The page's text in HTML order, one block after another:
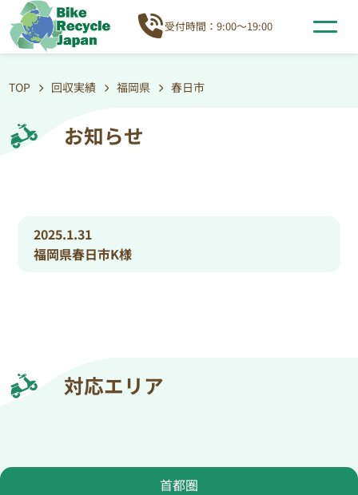
受付時間：9:00～19:00
TOP 回収実績 福岡県 春日市
お知らせ
2025.1.31
福岡県春日市K様
対応エリア
首都圏